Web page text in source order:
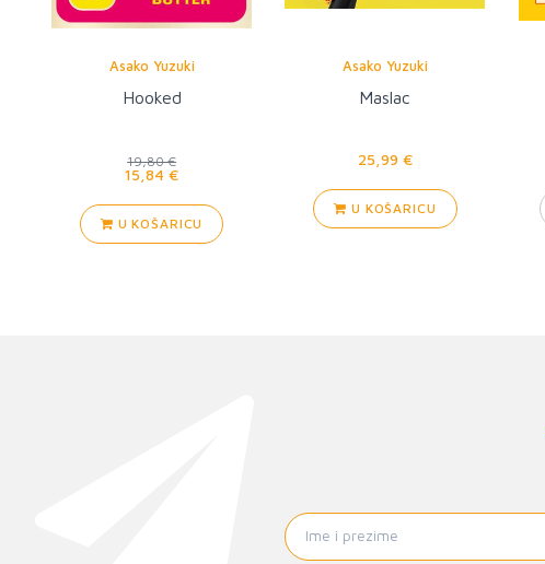
Asako Yuzuki
Hooked
19,80 €
15,84 €
U KOŠARICU
Asako Yuzuki
Maslac
25,99 €
U KOŠARICU